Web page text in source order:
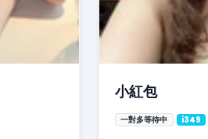
小紅包
一對多等待中 i349